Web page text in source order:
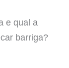
e qual a
barriga?